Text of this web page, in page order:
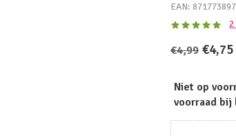
EAN:
2
€4,99 €4,75
Niet op
voorraad